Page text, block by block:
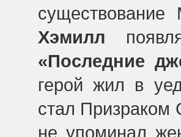
Хэмилл
«Последние
герой жил в
стал
не упоминал